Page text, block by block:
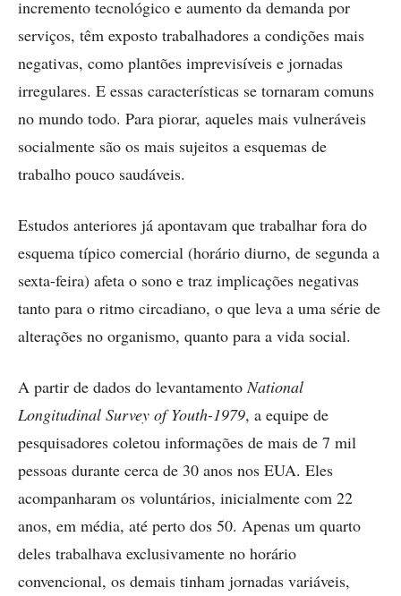
incremento tecnológico e aumento da demanda por
serviços, têm exposto trabalhadores a condições mais
negativas, como plantões imprevisíveis e jornadas
irregulares. E essas características se tornaram comuns
no mundo todo. Para piorar, aqueles mais vulneráveis
socialmente são os mais sujeitos a esquemas de
trabalho pouco saudáveis.
Estudos anteriores já apontavam que trabalhar fora do
esquema típico comercial (horário diurno, de segunda a
sexta-feira) afeta o sono e traz implicações negativas
tanto para o ritmo circadiano, o que leva a uma série de
alterações no organismo, quanto para a vida social.
A partir de dados do levantamento National
Longitudinal Survey of Youth-1979, a equipe de
pesquisadores coletou informações de mais de 7 mil
pessoas durante cerca de 30 anos nos EUA. Eles
acompanharam os voluntários, inicialmente com 22
anos, em média, até perto dos 50. Apenas um quarto
deles trabalhava exclusivamente no horário
convencional, os demais tinham jornadas variáveis,